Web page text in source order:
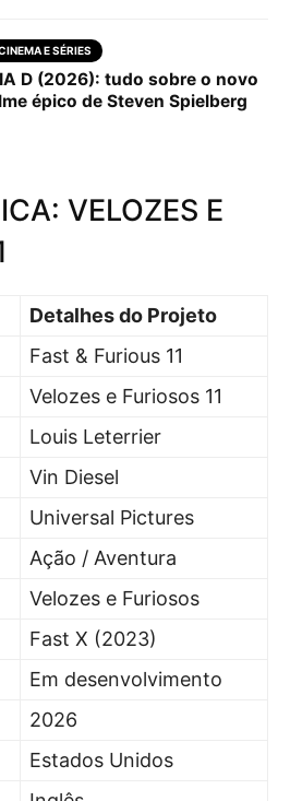
E SÉRIES
D (2026): tudo sobre o novo
épico de Steven Spielberg
VELOZES E
Detalhes do Projeto
Fast & Furious 11
Velozes e Furiosos 11
Louis Leterrier
Vin Diesel
Universal Pictures
Ação / Aventura
Velozes e Furiosos
Fast X (2023)
Em desenvolvimento
2026
Estados Unidos